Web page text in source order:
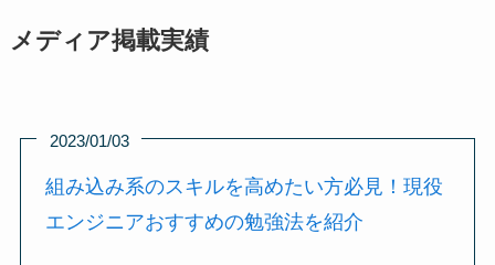
メディア掲載実績
2023/01/03
組み込み系のスキルを高めたい方必見！現役
エンジニアおすすめの勉強法を紹介